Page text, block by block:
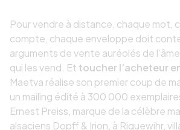
Pour vendre à distance, chaque mot,
compte, chaque enveloppe doit
arguments de vente auréolés de
qui les vend. Et toucher l’acheteur
Maetva réalise son premier coup de
un mailing édité à 300 000
Ernest Preiss, marque de la célèbre
alsaciens Dopff & Irion, à Riquewihr,